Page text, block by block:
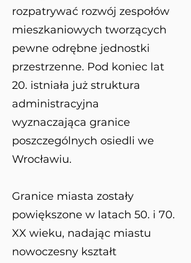
rozpatrywać rozwój zespołów
mieszkaniowych tworzących
pewne odrębne jednostki
przestrzenne. Pod koniec lat
20. istniała już struktura
administracyjna
wyznaczająca granice
poszczególnych osiedli we
Wrocławiu.
Granice miasta zostały
powiększone w latach 50. i 70.
XX wieku, nadając miastu
nowoczesny kształt